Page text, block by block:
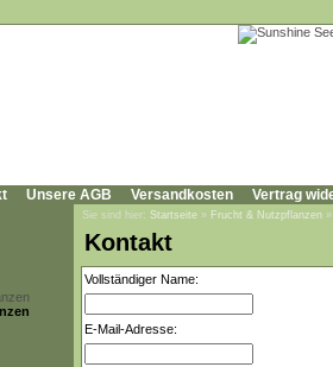
Unsere AGB Versandkosten Vertrag
Sie sind hier: Startseite » Frucht & Nutzpflanzen
Kontakt
Vollständiger Name:
E-Mail-Adresse: